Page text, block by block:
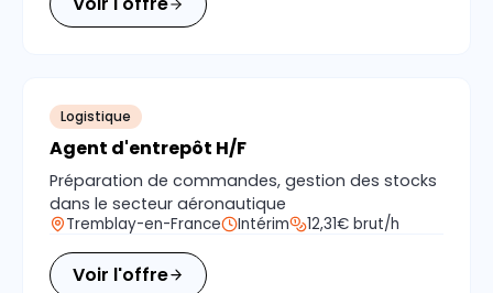
Logistique
Agent d'entrepôt H/F
Préparation de commandes, gestion des stocks
dans le secteur aéronautique
Tremblay-en-France Intérim 12,31€ brut/h
Voir l'offre